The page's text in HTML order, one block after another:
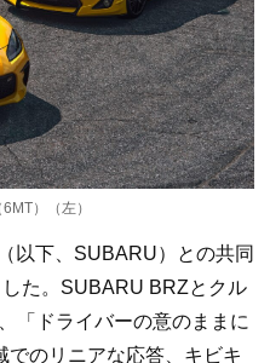
）（左）
以下、SUBARU）との共同
た。SUBARU BRZとクル
「ドライバーの意のままに
でのリニアな応答、キビキ